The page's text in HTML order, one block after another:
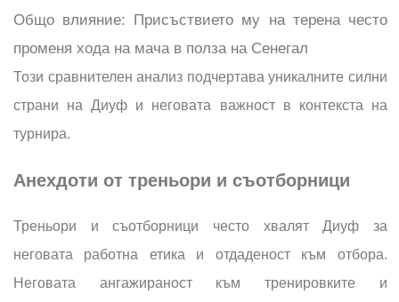
Общо влияние: Присъствието му на терена често
променя хода на мача в полза на Сенегал
Този сравнителен анализ подчертава уникалните силни
страни на Диуф и неговата важност в контекста на
турнира.
Анехдоти от треньори и съотборници
Треньори и съотборници често хвалят Диуф за
неговата работна етика и отдаденост към отбора.
Неговата ангажираност към тренировките и